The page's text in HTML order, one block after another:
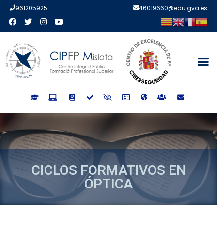
961205925 46019660@edu.gva.es
CICLOS FORMATIVOS EN
ÓPTICA
CICLOS FORMATIVOS EN